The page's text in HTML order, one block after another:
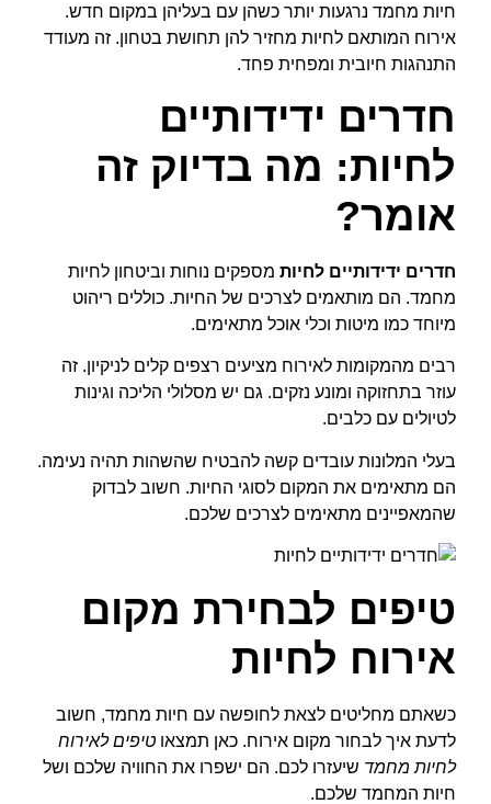
חיות מחמד נרגעות יותר כשהן עם בעליהן במקום חדש.
אירוח המותאם לחיות מחזיר להן תחושת בטחון. זה מעודד
התנהגות חיובית ומפחית פחד.
חדרים ידידותיים
לחיות: מה בדיוק זה
אומר?
חדרים ידידותיים לחיות מספקים נוחות וביטחון לחיות
מחמד. הם מותאמים לצרכים של החיות. כוללים ריהוט
מיוחד כמו מיטות וכלי אוכל מתאימים.
רבים מהמקומות לאירוח מציעים רצפים קלים לניקיון. זה
עוזר בתחזוקה ומונע נזקים. גם יש מסלולי הליכה וגינות
לטיולים עם כלבים.
בעלי המלונות עובדים קשה להבטיח שהשהות תהיה נעימה.
הם מתאימים את המקום לסוגי החיות. חשוב לבדוק
שהמאפיינים מתאימים לצרכים שלכם.
טיפים לבחירת מקום
אירוח לחיות
כשאתם מחליטים לצאת לחופשה עם חיות מחמד, חשוב
לדעת איך לבחור מקום אירוח. כאן תמצאו טיפים לאירוח
לחיות מחמד שיעזרו לכם. הם ישפרו את החוויה שלכם ושל
חיות המחמד שלכם.